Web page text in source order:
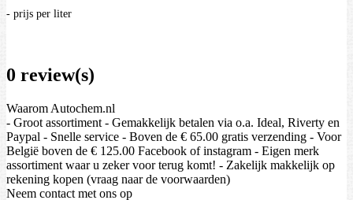
- prijs per liter
0 review(s)
Waarom Autochem.nl
- Groot assortiment - Gemakkelijk betalen via o.a. Ideal, Riverty en
Paypal - Snelle service - Boven de € 65.00 gratis verzending - Voor
België boven de € 125.00 Facebook of instagram - Eigen merk
assortiment waar u zeker voor terug komt! - Zakelijk makkelijk op
rekening kopen (vraag naar de voorwaarden)
Neem contact met ons op